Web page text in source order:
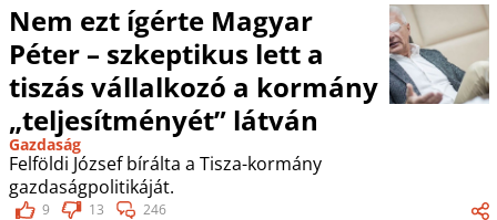
Nem ezt ígérte Magyar
Péter – szkeptikus lett a
tiszás vállalkozó a kormány
„teljesítményét” látván
Gazdaság
Felföldi József bírálta a Tisza-kormány
gazdaságpolitikáját.
9 13 246